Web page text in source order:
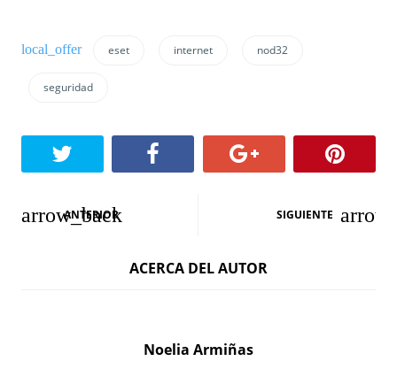
eset internet nod32
seguridad
N
ANTERIOR SIGUIENTE
ACERCA DEL AUTOR
Noelia Armiñas